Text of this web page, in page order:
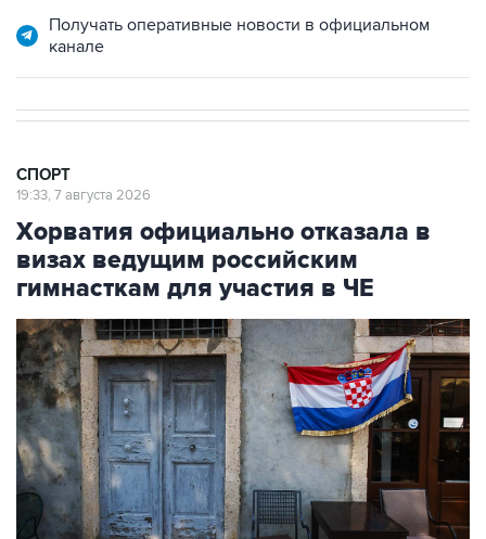
Получать оперативные новости в официальном
канале
СПОРТ
19:33, 7 августа 2026
Хорватия официально отказала в
визах ведущим российским
гимнасткам для участия в ЧЕ